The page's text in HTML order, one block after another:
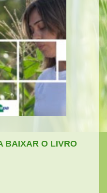
BAIXAR O LIVRO